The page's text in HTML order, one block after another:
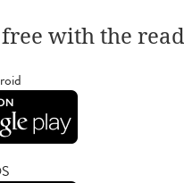
with the